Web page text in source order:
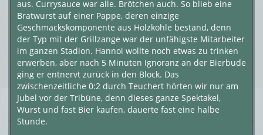
aus. Currysauce war alle. Brötchen auch. So blieb eine
Bratwurst auf einer Pappe, deren einzige
Geschmackskomponente aus Holzkohle bestand, denn
der Typ mit der Grillzange war der unfähigste Mitarbeiter
im ganzen Stadion. Hannoi wollte noch etwas zu trinken
erwerben, aber nach 5 Minuten Ignoranz an der Bierbude
ging er entnervt zurück in den Block. Das
zwischenzeitliche 0:2 durch Teuchert hörten wir nur am
Jubel vor der Tribüne, denn dieses ganze Spektakel,
Wurst und fast Bier kaufen, dauerte fast eine halbe
Stunde.